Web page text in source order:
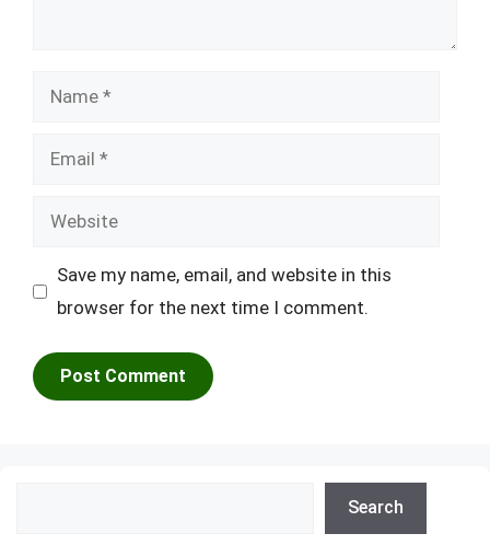
Name
Email
Website
Save my name, email, and website in this
browser for the next time I comment.
Search